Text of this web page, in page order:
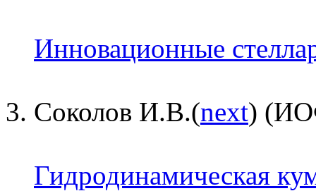
Инновационные
Соколов И.В.(next)
Гидродинамическая